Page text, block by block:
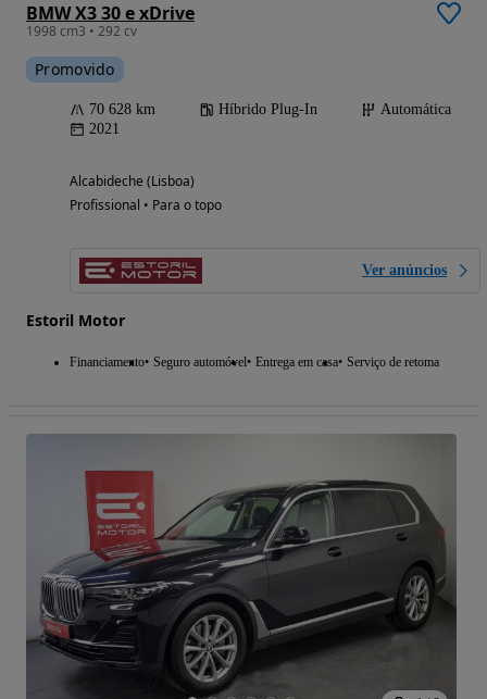
BMW X3 30 e xDrive
1998 cm3 • 292 cv
Promovido
70 628 km Híbrido Plug-In
Automática
2021
Alcabideche (Lisboa)
Profissional • Para o topo
Ver anúncios
Estoril Motor
Financiamento Seguro automóvel Entrega em casa Serviço de retoma